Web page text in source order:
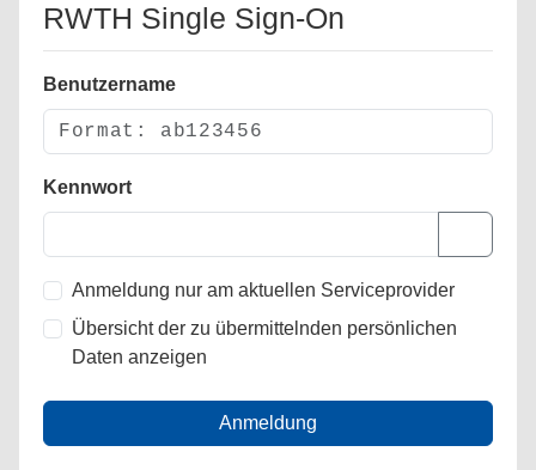
RWTH Single Sign-On
Benutzername
Kennwort
Anmeldung nur am aktuellen Serviceprovider
Übersicht der zu übermittelnden persönlichen
Daten anzeigen
Anmeldung